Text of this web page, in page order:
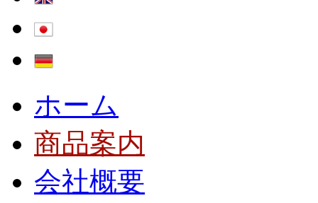
ホーム
商品案内
会社概要